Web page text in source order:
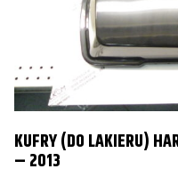
KUFRY (DO LAKIERU)
– 2013